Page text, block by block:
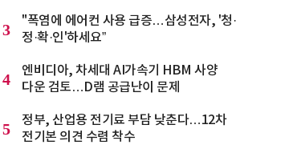
3
"폭염에 에어컨 사용 급증…삼성전자, '청·
정·확·인'하세요”
4
엔비디아, 차세대 AI가속기 HBM 사양
다운 검토…D램 공급난이 문제
5
정부, 산업용 전기료 부담 낮춘다…12차
전기본 의견 수렴 착수